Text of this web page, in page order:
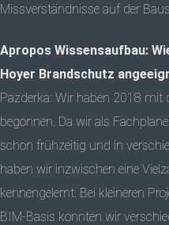
Missverständnisse auf der
Apropos Wissensaufbau:
Hoyer Brandschutz
Pazderka: Wir haben 2018 mit
begonnen. Da wir als
schon frühzeitig und in
haben wir inzwischen eine
kennengelernt. Bei kleineren
BIM-Basis konnten wir